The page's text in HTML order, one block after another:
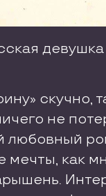
скучно,
не
любовный
мечты, как